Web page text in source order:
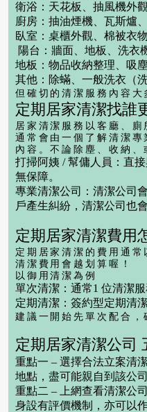
衛浴：天花板、抽風機外
廚房：抽油煙機、瓦斯爐
臥室：桌櫃外觀、棉被衣
陽台：牆面、地板、洗衣
地板：物品收納整理、吸
其他：除蟎、一般洗衣（
但確切的清潔服務內容大
定期居家清潔找誰
居家清潔服務以客廳、
通常會由一個了解清潔
內容。不論除塵、收納
打掃阿姨 / 幫傭人員： 直
無保障。
專業清潔公司： 清潔公司
戶產生糾紛，清潔公司也
定期居家清潔費用
定期居家清潔的費用通
清潔費用會越划算喔！
以 御用清潔為例
單次清潔：通常1 位清潔
定期清潔：簽約型定期清
建議一開始先單次配合，
定期居家清潔公司
重點一 – 選擇合法立案清
地點，盡可能親自到該公
重點二 – 上網查看清潔公
身設有評價機制，亦可以